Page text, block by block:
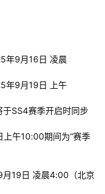
年9月16日 凌晨
年9月19日 上午
SS4赛季开启时同步
午10:00期间为“赛季
月19日 凌晨4:00（北京